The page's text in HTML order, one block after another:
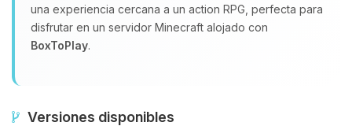
una experiencia cercana a un action RPG, perfecta para
disfrutar en un servidor Minecraft alojado con
BoxToPlay.
Versiones disponibles